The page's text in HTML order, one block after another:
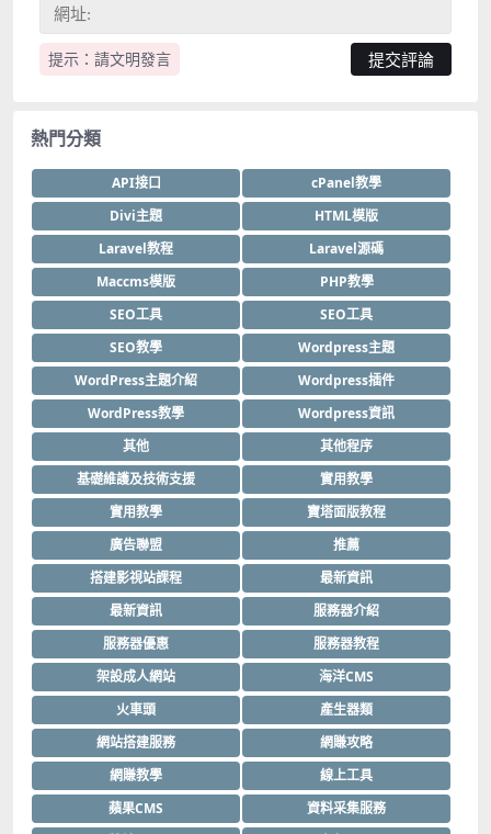
提示：請文明發言
熱門分類
API接口
cPanel教學
Divi主題
HTML模版
Laravel教程
Laravel源碼
Maccms模版
PHP教學
SEO工具
SEO工具
SEO教學
Wordpress主題
WordPress主題介紹
Wordpress插件
WordPress教學
Wordpress資訊
其他
其他程序
基礎維護及技術支援
實用教學
實用教學
寶塔面版教程
廣告聯盟
推薦
搭建影視站課程
最新資訊
最新資訊
服務器介紹
服務器優惠
服務器教程
架設成人網站
海洋CMS
火車頭
產生器類
網站搭建服務
網賺攻略
網賺教學
線上工具
蘋果CMS
資料采集服務